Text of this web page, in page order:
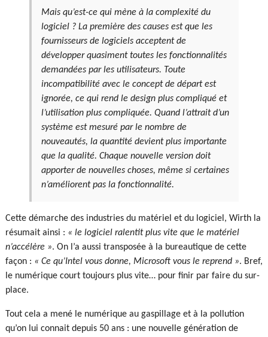
Mais qu’est-ce qui mène à la complexité du
logiciel ? La première des causes est que les
fournisseurs de logiciels acceptent de
développer quasiment toutes les fonctionnalités
demandées par les utilisateurs. Toute
incompatibilité avec le concept de départ est
ignorée, ce qui rend le design plus compliqué et
l’utilisation plus compliquée. Quand l’attrait d’un
système est mesuré par le nombre de
nouveautés, la quantité devient plus importante
que la qualité. Chaque nouvelle version doit
apporter de nouvelles choses, même si certaines
n’améliorent pas la fonctionnalité.
Cette démarche des industries du matériel et du logiciel, Wirth la
résumait ainsi : « le logiciel ralentit plus vite que le matériel
n’accélère ». On l’a aussi transposée à la bureautique de cette
façon : « Ce qu’Intel vous donne, Microsoft vous le reprend ». Bref,
le numérique court toujours plus vite… pour finir par faire du sur-
place.
Tout cela a mené le numérique au gaspillage et à la pollution
qu’on lui connait depuis 50 ans : une nouvelle génération de